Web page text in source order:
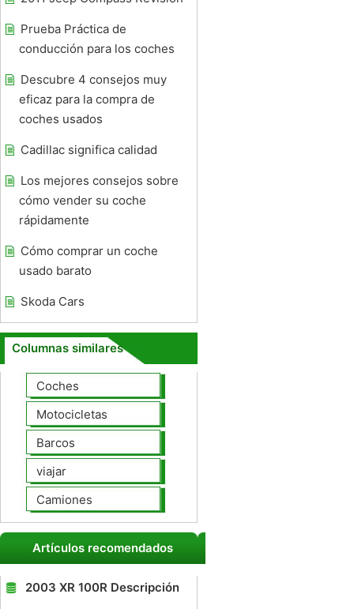
Prueba Práctica de
conducción para los coches
Descubre 4 consejos muy
eficaz para la compra de
coches usados ​​
Cadillac significa calidad
Los mejores consejos sobre
cómo vender su coche
rápidamente
Cómo comprar un coche
usado barato
Skoda Cars
Columnas similares
Coches
Motocicletas
Barcos
viajar
Camiones
Artículos recomendados
2003 XR 100R Descripción